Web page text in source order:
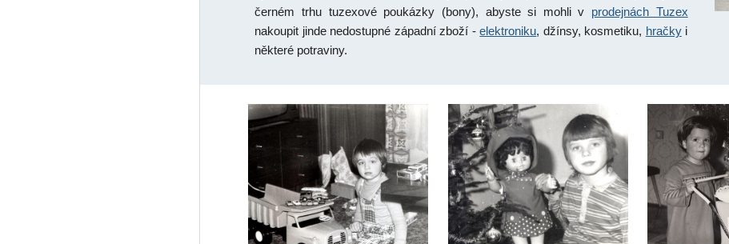
černém trhu tuzexové poukázky (bony), abyste si mohli v prodejnách Tuzex
nakoupit jinde nedostupné západní zboží -elektroniku, džínsy, kosmetiku, hračkyi
některé potraviny.